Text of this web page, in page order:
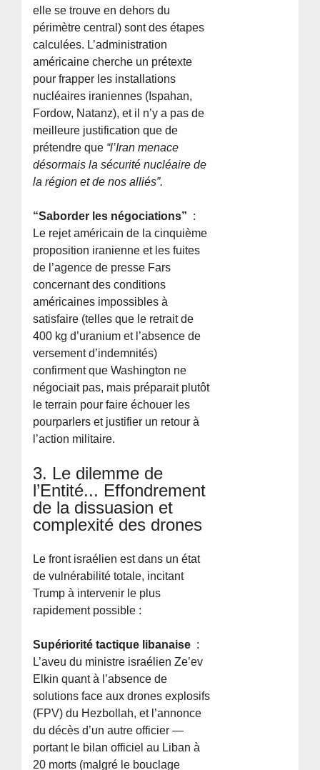
elle se trouve en dehors du
périmètre central) sont des étapes
calculées. L’administration
américaine cherche un prétexte
pour frapper les installations
nucléaires iraniennes (Ispahan,
Fordow, Natanz), et il n’y a pas de
meilleure justification que de
prétendre que “l’Iran menace
désormais la sécurité nucléaire de
la région et de nos alliés”.
“Saborder les négociations” :
Le rejet américain de la cinquième
proposition iranienne et les fuites
de l’agence de presse Fars
concernant des conditions
américaines impossibles à
satisfaire (telles que le retrait de
400 kg d’uranium et l’absence de
versement d’indemnités)
confirment que Washington ne
négociait pas, mais préparait plutôt
le terrain pour faire échouer les
pourparlers et justifier un retour à
l’action militaire.
3. Le dilemme de
l’Entité... Effondrement
de la dissuasion et
complexité des drones
Le front israélien est dans un état
de vulnérabilité totale, incitant
Trump à intervenir le plus
rapidement possible :
Supériorité tactique libanaise :
L’aveu du ministre israélien Ze’ev
Elkin quant à l’absence de
solutions face aux drones explosifs
(FPV) du Hezbollah, et l’annonce
du décès d’un autre officier —
portant le bilan officiel au Liban à
20 morts (malgré le bouclage